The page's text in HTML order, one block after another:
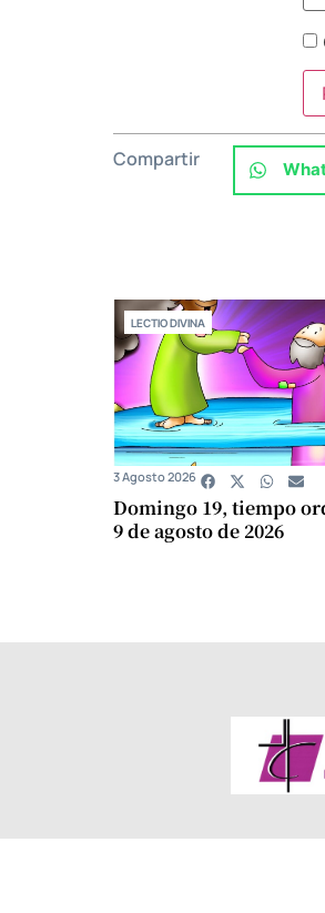
Compartir
LECTIO DIVINA
Domingo 19, tiempo
9 de agosto de 2026
3 Agosto 2026